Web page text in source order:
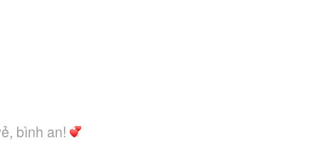
bình an!